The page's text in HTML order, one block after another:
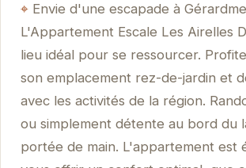
Envie d'une escapade à
L'Appartement Escale Les Airelles
lieu idéal pour se ressourcer.
son emplacement rez-de-jardin et
avec les activités de la région.
ou simplement détente au bord du
portée de main. L'appartement est